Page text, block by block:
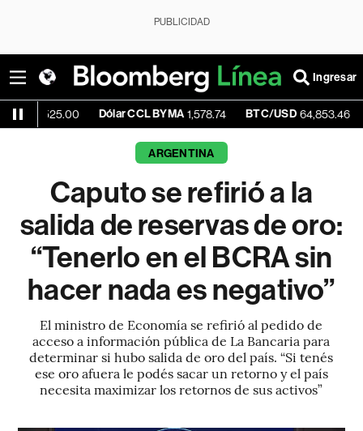
PUBLICIDAD
Ingresar
Dólar CCL BYMA 1,578.74 BTC/USD 64,853.46 -0.13%
ARGENTINA
Caputo se refirió a la
salida de reservas de oro:
“Tenerlo en el BCRA sin
hacer nada es negativo”
El ministro de Economía se refirió al pedido de
acceso a información pública de La Bancaria para
determinar si hubo salida de oro del país. “Si tenés
ese oro afuera le podés sacar un retorno y el país
necesita maximizar los retornos de sus activos”